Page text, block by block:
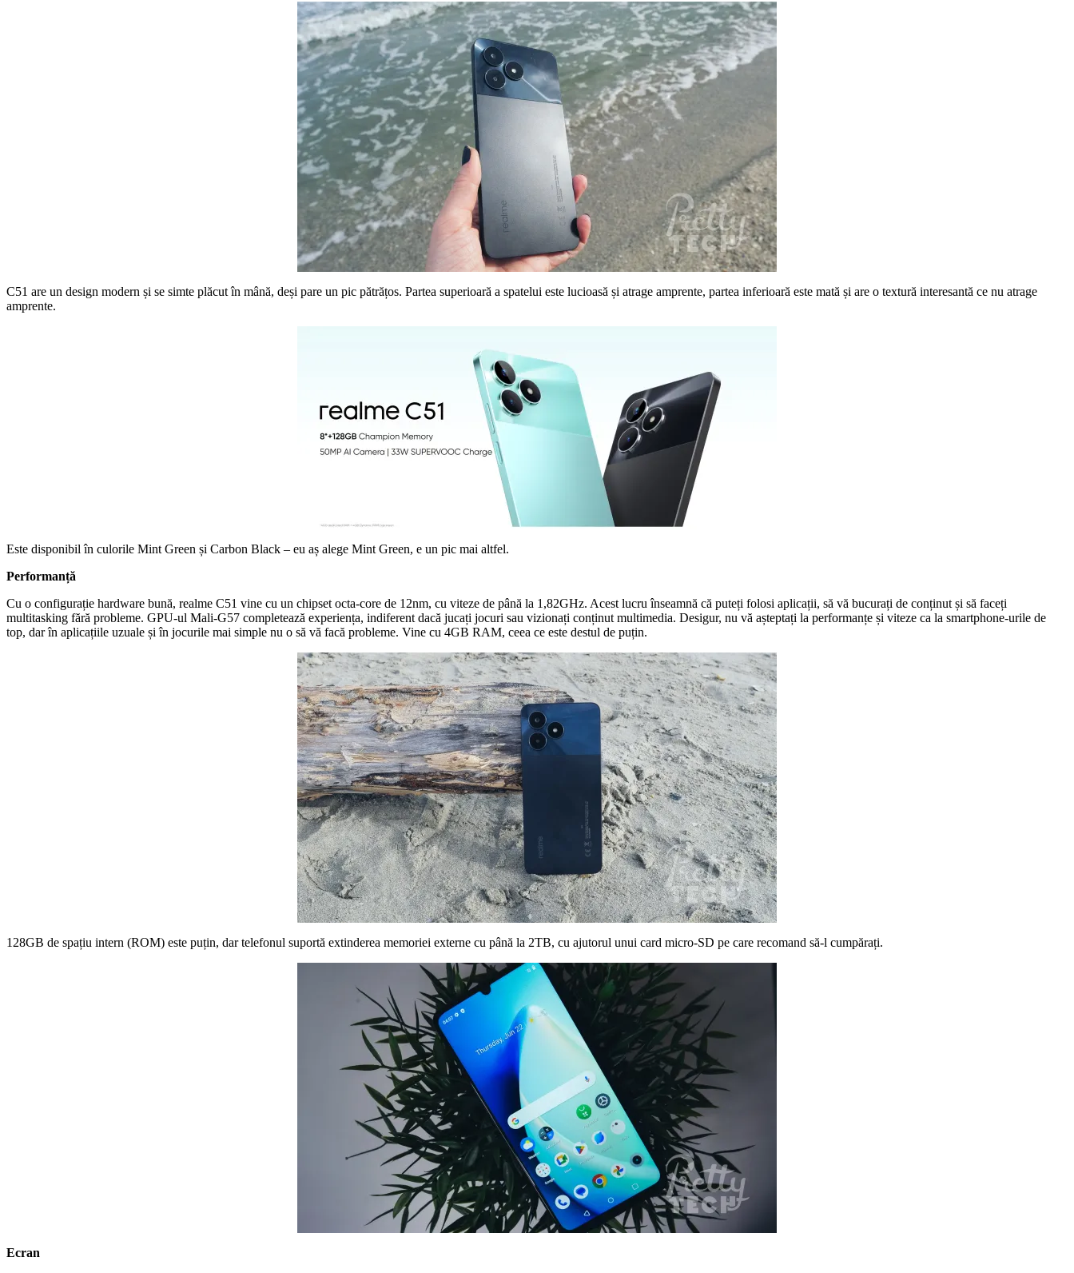
C51 are un design modern și se simte plăcut în mână, deși pare un pic pătrățos. Partea superioară a spatelui este lucioasă și atrage amprente, partea inferioară este mată și are o textură interesantă ce nu atrage
amprente.
Este disponibil în culorile Mint Green și Carbon Black – eu aș alege Mint Green, e un pic mai altfel.
Performanță
Cu o configurație hardware bună, realme C51 vine cu un chipset octa-core de 12nm, cu viteze de până la 1,82GHz. Acest lucru înseamnă că puteți folosi aplicații, să vă bucurați de conținut și să faceți
multitasking fără probleme. GPU-ul Mali-G57 completează experiența, indiferent dacă jucați jocuri sau vizionați conținut multimedia. Desigur, nu vă așteptați la performanțe și viteze ca la smartphone-urile de
top, dar în aplicațiile uzuale și în jocurile mai simple nu o să vă facă probleme. Vine cu 4GB RAM, ceea ce este destul de puțin.
128GB de spațiu intern (ROM) este puțin, dar telefonul suportă extinderea memoriei externe cu până la 2TB, cu ajutorul unui card micro-SD pe care recomand să-l cumpărați.
Ecran